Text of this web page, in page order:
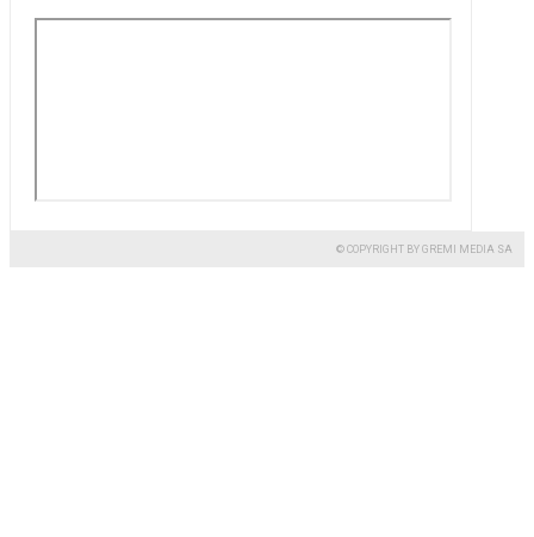
© COPYRIGHT BY GREMI MEDIA SA